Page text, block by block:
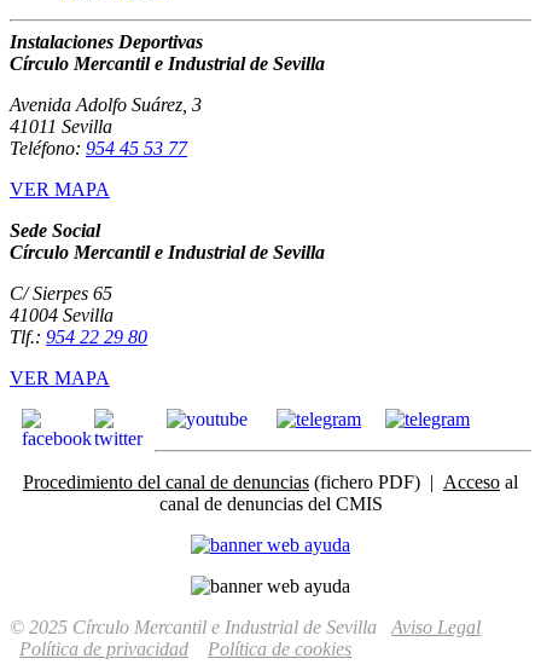
Instalaciones Deportivas
Círculo Mercantil e Industrial de Sevilla
Avenida Adolfo Suárez, 3
41011 Sevilla
Teléfono: 954 45 53 77
VER MAPA
Sede Social
Círculo Mercantil e Industrial de Sevilla
C/ Sierpes 65
41004 Sevilla
Tlf.: 954 22 29 80
VER MAPA
Procedimiento del canal de denuncias (fichero PDF) | Acceso al
canal de denuncias del CMIS
© 2025 Círculo Mercantil e Industrial de Sevilla Aviso Legal
Política de privacidad
Política de cookies